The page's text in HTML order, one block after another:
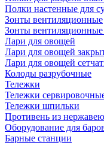
Полки настенные для
Зонты вентиляционные
Зонты
Лари для овощей
Лари для овощей
Лари для овощей
Колоды разрубочные
Тележки
Тележки
Тележки шпильки
Противень из
Оборудование для
Барные станции